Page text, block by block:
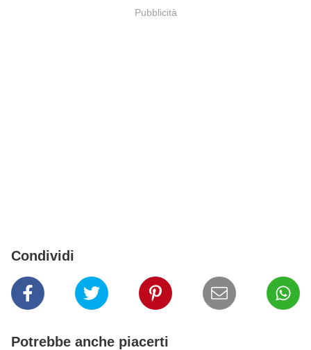
Pubblicità
Condividi
Potrebbe anche piacerti